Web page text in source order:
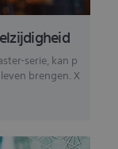
serie, kan p
brengen. X